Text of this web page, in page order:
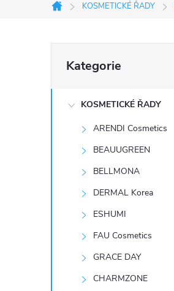
Domů
KOSMETICKÉ ŘADY
o
kategorie
Kategorie
KOSMETICKÉ ŘADY
ARENDI Cosmetics
BEAUUGREEN
BELLMONA
DERMAL Korea
ESHUMI
FAU Cosmetics
GRACE DAY
CHARMZONE